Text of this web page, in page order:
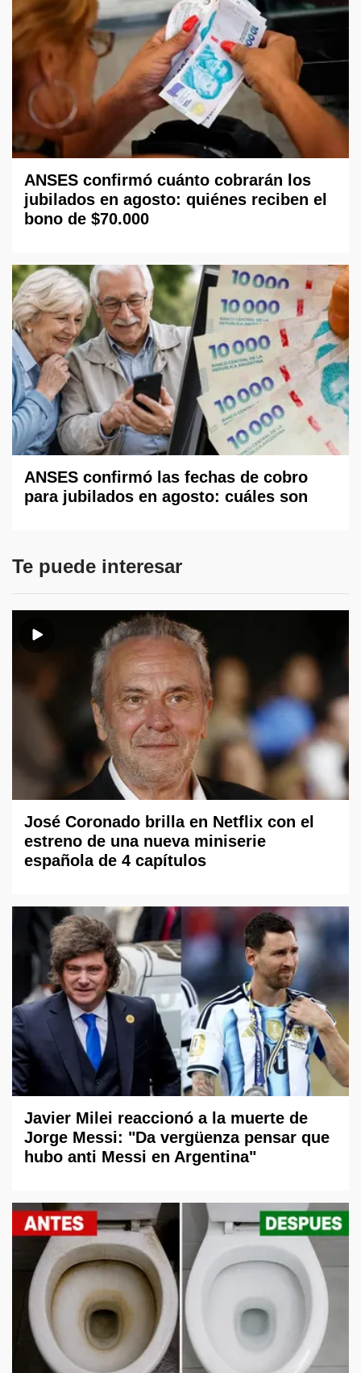
ANSES confirmó cuánto cobrarán los
jubilados en agosto: quiénes reciben el
bono de $70.000
ANSES confirmó las fechas de cobro
para jubilados en agosto: cuáles son
Te puede interesar
José Coronado brilla en Netflix con el
estreno de una nueva miniserie
española de 4 capítulos
Javier Milei reaccionó a la muerte de
Jorge Messi: "Da vergüenza pensar que
hubo anti Messi en Argentina"